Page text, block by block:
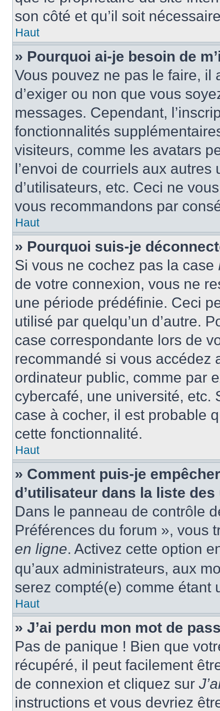
son côté et qu’il soit
Haut
» Pourquoi ai-je besoin de
Vous pouvez ne pas le faire, il
d’exiger ou non que vous
messages. Cependant,
fonctionnalités
visiteurs, comme les avatars
l’envoi de courriels aux
d’utilisateurs, etc. Ceci ne
vous recommandons par
Haut
» Pourquoi suis-je
Si vous ne cochez pas la case
de votre connexion, vous ne
une période prédéfinie. Ceci
utilisé par quelqu’un d’autre.
case correspondante lors de
recommandé si vous accédez
ordinateur public, comme par
cybercafé, une université, etc.
case à cocher, il est probable
cette fonctionnalité.
Haut
» Comment puis-je
d’utilisateur dans la liste
Dans le panneau de contrôle
Préférences du forum », vous
en ligne. Activez cette option
qu’aux administrateurs, aux
serez compté(e) comme étant
Haut
» J’ai perdu mon mot de
Pas de panique ! Bien que
récupéré, il peut facilement
de connexion et cliquez sur
instructions et vous devriez